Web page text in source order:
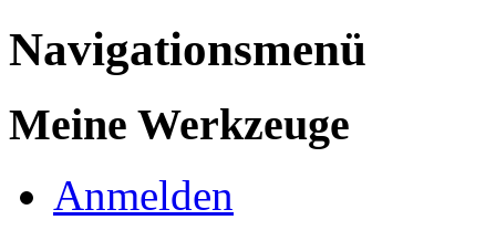
Navigationsmenü
Meine Werkzeuge
Anmelden